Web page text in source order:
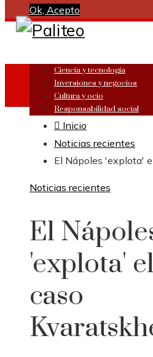
Ok, Acepto
Ciencia y tecnología
Inversiones y negocios
Cultura y ocio
Responsabilidad social
Inicio
Noticias recientes
El Nápoles 'explota'
Noticias recientes
El
'explota' el
caso